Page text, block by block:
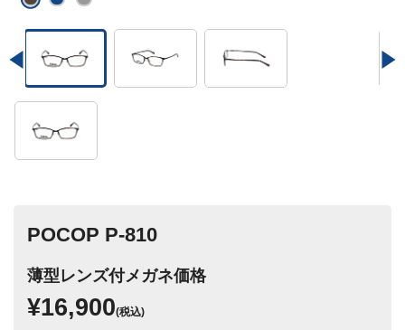
POCOP P-810
薄型レンズ付メガネ価格
¥16,900(税込)